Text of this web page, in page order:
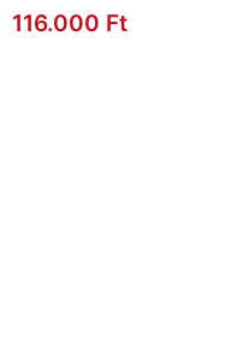
116.000 Ft